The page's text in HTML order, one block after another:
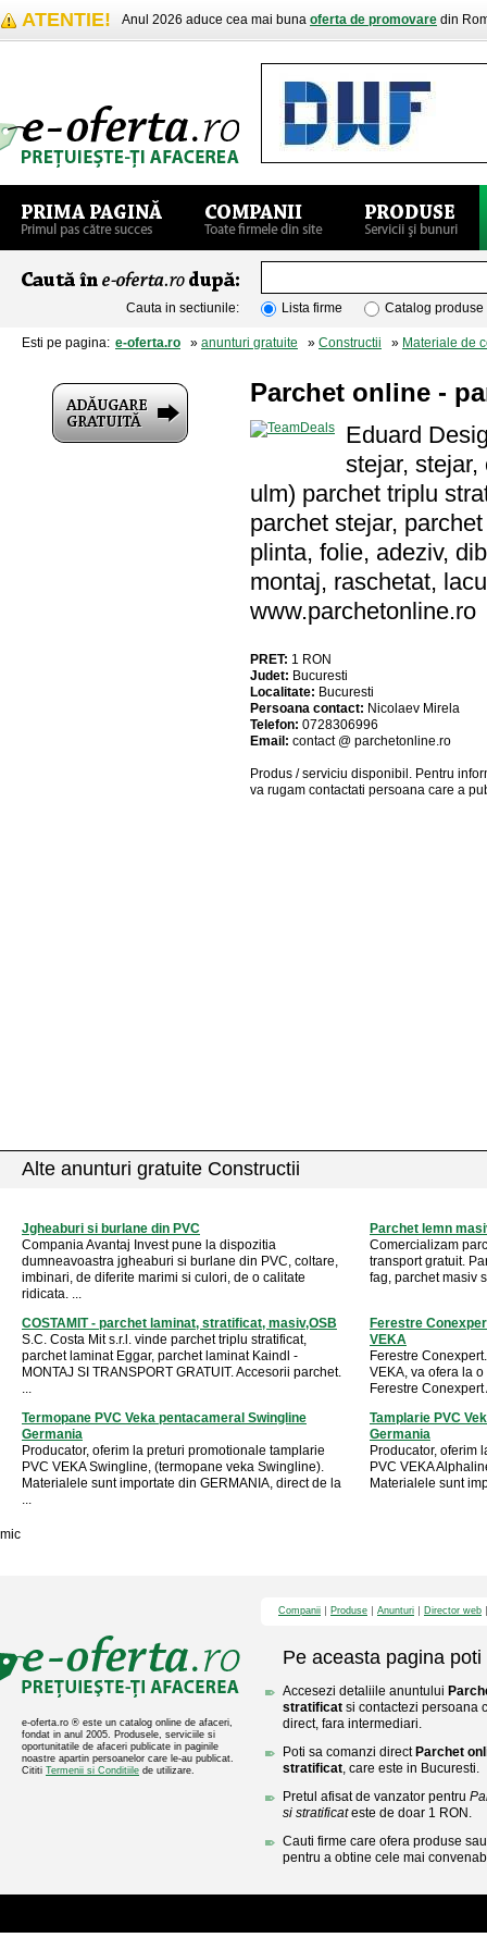
ATENTIE! Anul 2026 aduce cea mai buna oferta de promovare din
Cauta in sectiunile: Lista firme Catalog produse
Esti pe pagina: e-oferta.ro » anunturi gratuite » Constructii » Materiale de
Parchet online -
Eduard
stejar,
ulm) parchet triplu
parchet stejar,
plinta, folie, adeziv,
montaj, raschetat,
www.parchetonline.ro
PRET: 1 RON
Judet: Bucuresti
Localitate: Bucuresti
Persoana contact: Nicolaev Mirela
Telefon: 0728306996
Email: contact @ parchetonline.ro
Produs / serviciu disponibil . Pentru
va rugam contactati persoana care a
Alte anunturi gratuite Constructii
Jgheaburi si burlane din PVC
Compania Avantaj Invest pune la dispozitia
dumneavoastra jgheaburi si burlane din PVC, coltare,
imbinari, de diferite marimi si culori, de o calitate
ridicata. ...
Parchet lemn
Comercializam
transport gratuit.
fag, parchet masiv
COSTAMIT - parchet laminat, stratificat, masiv,OSB
S.C. Costa Mit s.r.l. vinde parchet triplu stratificat,
parchet laminat Eggar, parchet laminat Kaindl -
MONTAJ SI TRANSPORT GRATUIT. Accesorii parchet.
...
Ferestre
VEKA
Ferestre
VEKA, va ofera la
Ferestre
Termopane PVC Veka pentacameral Swingline
Germania
Producator, oferim la preturi promotionale tamplarie
PVC VEKA Swingline, (termopane veka Swingline).
Materialele sunt importate din GERMANIA, direct de la
...
Tamplarie PVC
Germania
Producator, oferim
PVC VEKA
Materialele sunt
mic
e-oferta.ro ® este un catalog online de afaceri,
fondat in anul 2005. Produsele, serviciile si
oportunitatile de afaceri publicate in paginile
noastre apartin persoanelor care le-au publicat.
Cititi Termenii si Conditiile de utilizare.
Companii Produse Anunturi Director web
Pe aceasta pagina poti
Accesezi detaliile anuntului
stratificat si contactezi persoana
direct, fara intermediari.
Poti sa comanzi direct Parchet
stratificat, care este in Bucuresti.
Pretul afisat de vanzator pentru
si stratificateste de doar 1 RON.
Cauti firme care ofera produse
pentru a obtine cele mai